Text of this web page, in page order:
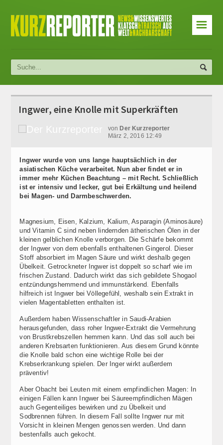
☰
Ingwer, eine Knolle mit Superkräften
von Der Kurzreporter
März 2, 2016 12:49
Ingwer wurde von uns lange hauptsächlich in der
asiatischen Küche verarbeitet. Nun aber findet er in
immer mehr Küchen Beachtung – mit Recht. Schließlich
ist er intensiv und lecker, gut bei Erkältung und heilend
bei Magen- und Darmbeschwerden.
Magnesium, Eisen, Kalzium, Kalium, Asparagin (Aminosäure)
und Vitamin C sind neben lindernden ätherischen Ölen in der
kleinen gelblichen Knolle verborgen. Die Schärfe bekommt
der Ingwer von dem ebenfalls enthaltenen Gingerol. Dieser
Stoff absorbiert im Magen Säure und wirkt deshalb gegen
Übelkeit. Getrockneter Ingwer ist doppelt so scharf wie im
frischen Zustand. Dadurch wirkt das sich gebildete Shogaol
entzündungshemmend und immunstärkend. Ebenfalls
hilfreich ist Ingwer bei Völlegefühl, weshalb sein Extrakt in
vielen Magentabletten enthalten ist.
Außerdem haben Wissenschaftler in Saudi-Arabien
herausgefunden, dass roher Ingwer-Extrakt die Vermehrung
von Brustkrebszellen hemmen kann. Und das soll auch bei
anderen Krebsarten funktionieren. Aus diesem Grund könnte
die Knolle bald schon eine wichtige Rolle bei der
Krebserkrankung spielen. Der Inger wirkt außerdem
präventiv!
Aber Obacht bei Leuten mit einem empfindlichen Magen: In
einigen Fällen kann Ingwer bei Säureempfindlichen Mägen
auch Gegenteiliges bewirken und zu Übelkeit und
Sodbrennen führen. In diesem Fall sollte Ingwer nur mit
Vorsicht in kleinen Mengen genossen werden. Und dann
bestenfalls auch gekocht.